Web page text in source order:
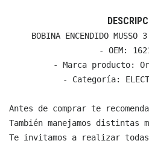
BOBINA ENCENDIDO
- OEM:
- Marca producto:
- Categoría:
Antes de comprar te
También manejamos distintas
Te invitamos a realizar todas